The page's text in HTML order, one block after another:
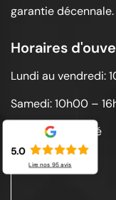
garantie décennale.
Horaires
Lundi au vendredi:
Samedi: 10h00 –
Dimanche: Fermé
5.0
Lire nos 95avis